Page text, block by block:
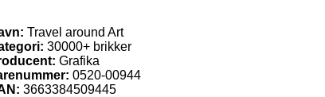
Travel around Art
30000+ brikker
Grafika
0520-00944
3663384509445